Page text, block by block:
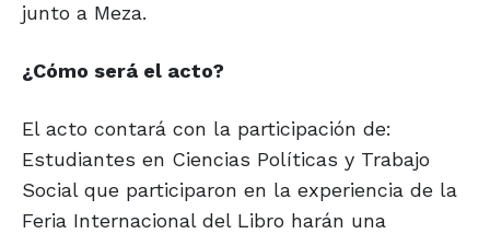
junto a Meza.
¿Cómo será el acto?
El acto contará con la participación de:
Estudiantes en Ciencias Políticas y Trabajo
Social que participaron en la experiencia de la
Feria Internacional del Libro harán una